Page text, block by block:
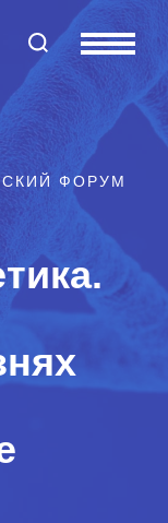
Поиск по сайту
Меню
ФОРУМ